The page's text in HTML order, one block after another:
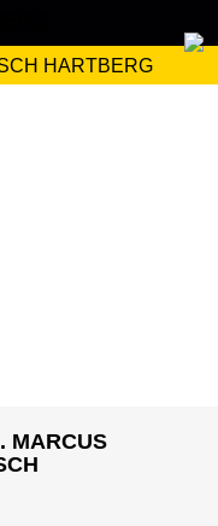
HARTBERG
MARCUS